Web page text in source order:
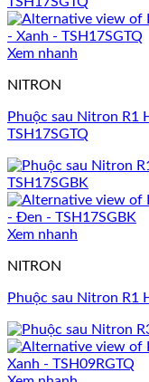
Xem nhanh
NITRON
Phuộc sau Nitron R1
TSH17SGTQ
Xem nhanh
NITRON
Phuộc sau Nitron R1